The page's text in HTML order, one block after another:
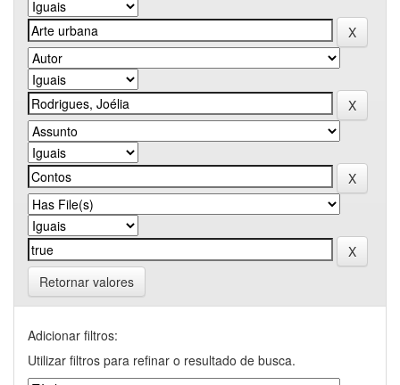
Retornar valores
Adicionar filtros:
Utilizar filtros para refinar o resultado de busca.